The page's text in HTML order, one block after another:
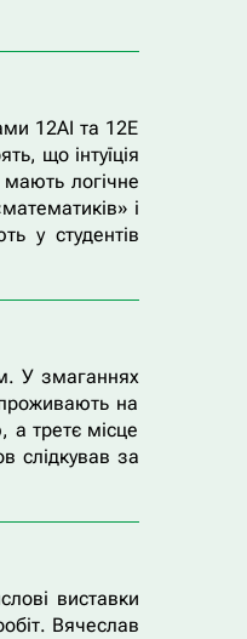
12АІ та 12Е
що інтуїція
логічне
і
у студентів
У змаганнях
на
а третє місце
слідкував за
виставки
Вячеслав